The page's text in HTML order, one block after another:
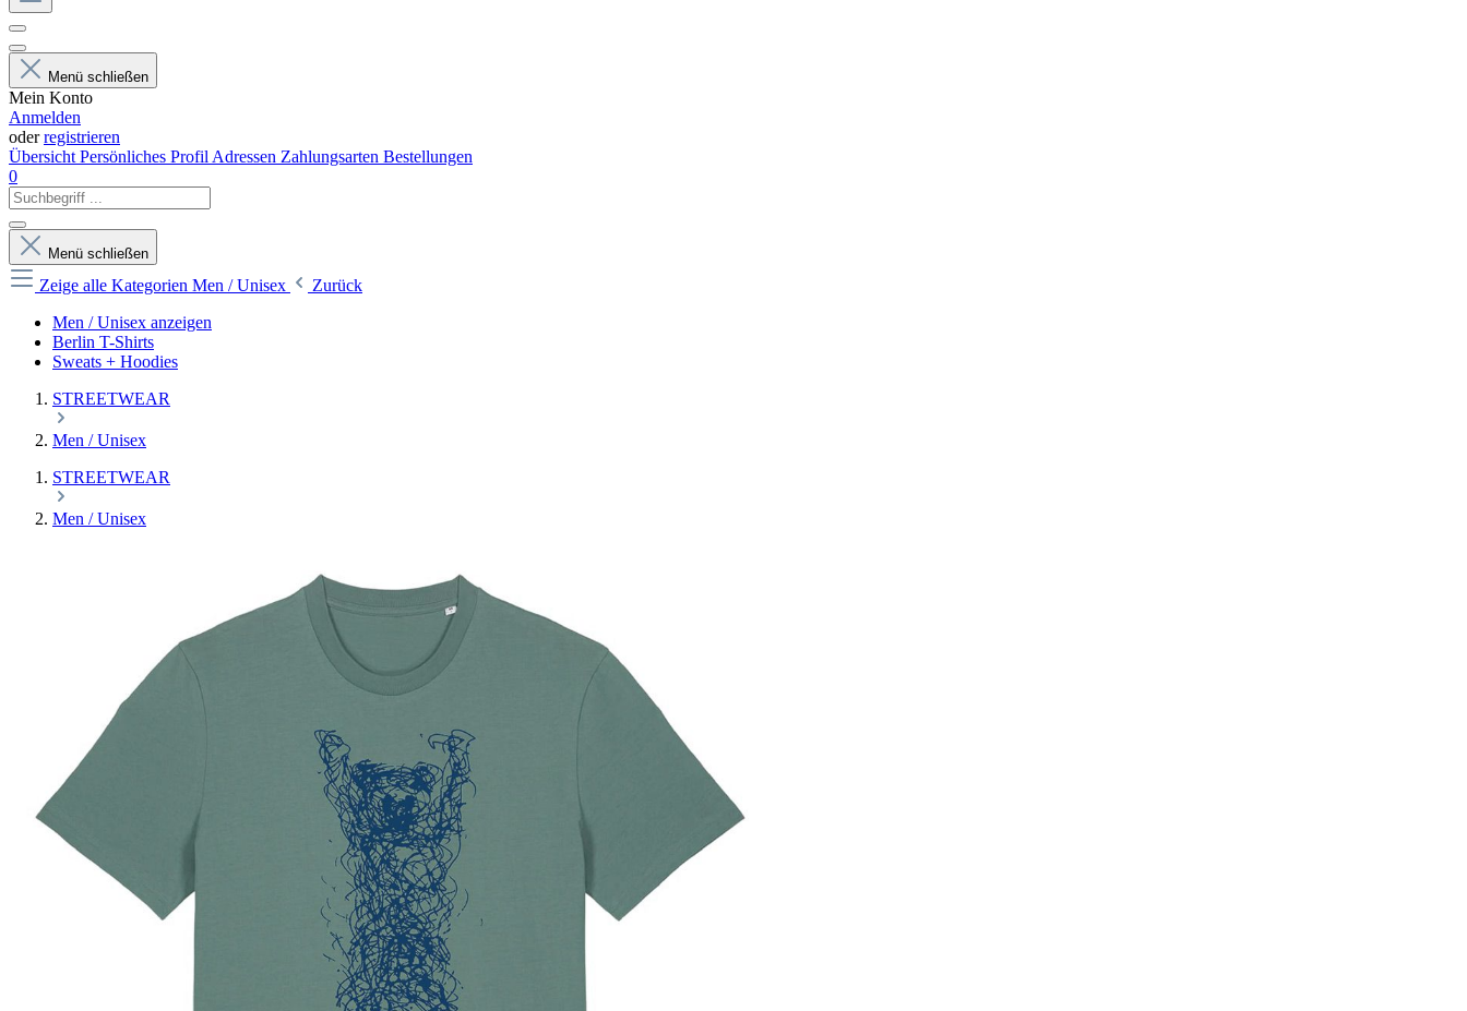
Menü schließen
Mein Konto
Anmelden
oderregistrieren
Übersicht Persönliches Profil Adressen Zahlungsarten Bestellungen
0
Menü schließen
Zeige alle Kategorien Men / Unisex
Zurück
Men / Unisex anzeigen
Berlin T-Shirts
Sweats + Hoodies
STREETWEAR
Men / Unisex
STREETWEAR
Men / Unisex